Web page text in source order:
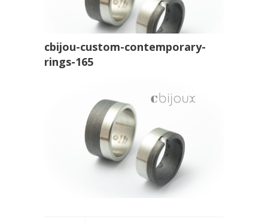
cbijou-custom-contemporary-
rings-165